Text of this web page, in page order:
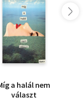
a halál nem
választ